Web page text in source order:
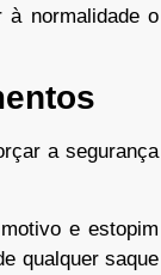
normalidade o
a segurança
e estopim
qualquer saque